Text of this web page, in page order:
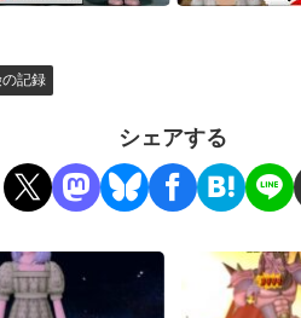
の記録
シェアする